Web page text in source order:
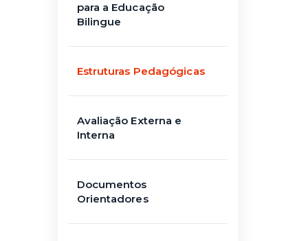
para a Educação
Bilingue
Estruturas Pedagógicas
Avaliação Externa e
Interna
Documentos
Orientadores